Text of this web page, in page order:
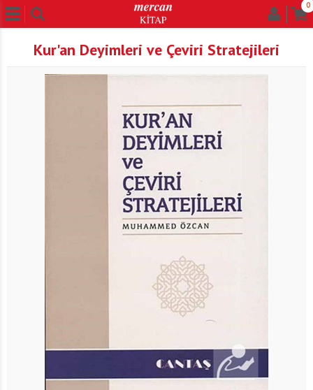
0
Kur'an Deyimleri ve Çeviri Stratejileri